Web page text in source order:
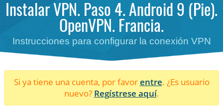
Instalar VPN. Paso 4. Android 9 (Pie).
OpenVPN. Francia.
Instrucciones para configurar la conexión VPN
Si ya tiene una cuenta, por favorentre. ¿Es usuario
nuevo? Regístrese aquí.